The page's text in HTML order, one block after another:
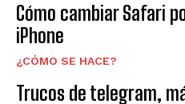
Cómo cambiar Safari
iPhone
¿CÓMO SE HACE?
Trucos de telegram,